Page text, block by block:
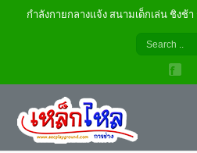
อกกำลังกายกลางแจ้ง สนามเด็กเล่น ชิงช้า